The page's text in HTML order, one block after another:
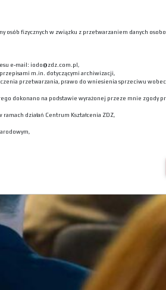
fizycznych w związku z przetwarzaniem danych
e-mail: iodo@zdz.com.pl,
m.in. dotyczącymi archiwizacji,
przetwarzania, prawo do wniesienia sprzeciwu
dokonano na podstawie wyrażonej przeze mnie zgody
działań Centrum Kształcenia ZDZ,